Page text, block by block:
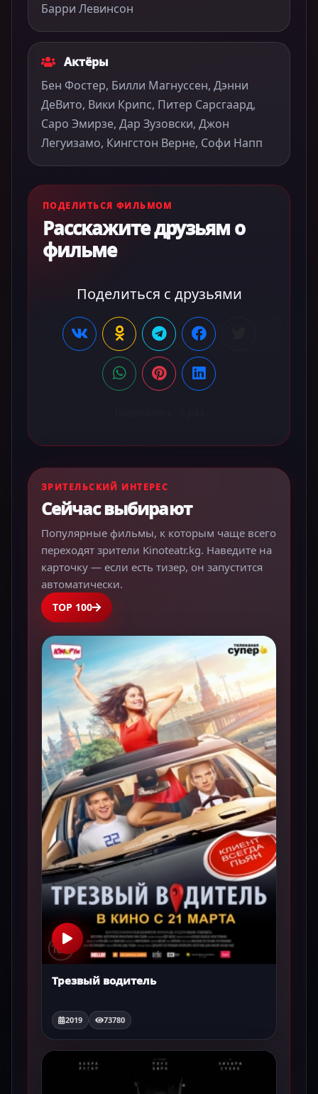
Барри Левинсон
Актёры
Бен Фостер, Билли Магнуссен, Дэнни
ДеВито, Вики Крипс, Питер Сарсгаард,
Саро Эмирзе, Дар Зузовски, Джон
Легуизамо, Кингстон Верне, Софи Напп
ПОДЕЛИТЬСЯ ФИЛЬМОМ
Расскажите друзьям о
фильме
Поделиться с друзьями
ЗРИТЕЛЬСКИЙ ИНТЕРЕС
Сейчас выбирают
Популярные фильмы, к которым чаще всего
переходят зрители Kinoteatr.kg. Наведите на
карточку — если есть тизер, он запустится
автоматически.
TOP 100
Трезвый водитель
2019 73780